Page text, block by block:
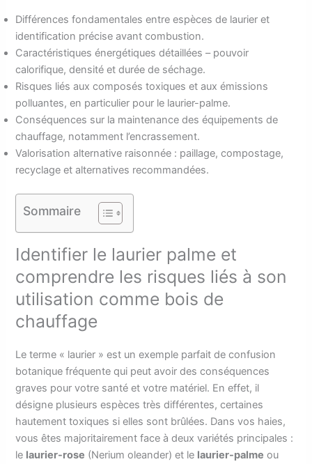
Différences fondamentales entre espèces de laurier et
identification précise avant combustion.
Caractéristiques énergétiques détaillées – pouvoir
calorifique, densité et durée de séchage.
Risques liés aux composés toxiques et aux émissions
polluantes, en particulier pour le laurier-palme.
Conséquences sur la maintenance des équipements de
chauffage, notamment l’encrassement.
Valorisation alternative raisonnée : paillage, compostage,
recyclage et alternatives recommandées.
Sommaire
Identifier le laurier palme et
comprendre les risques liés à son
utilisation comme bois de
chauffage
Le terme « laurier » est un exemple parfait de confusion
botanique fréquente qui peut avoir des conséquences
graves pour votre santé et votre matériel. En effet, il
désigne plusieurs espèces très différentes, certaines
hautement toxiques si elles sont brûlées. Dans vos haies,
vous êtes majoritairement face à deux variétés principales :
le laurier-rose (Nerium oleander) et le laurier-palme ou